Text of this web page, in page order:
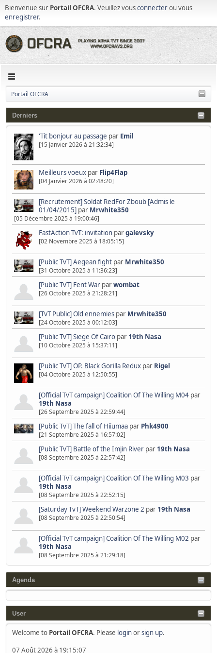
Bienvenue sur Portail OFCRA. Veuillez vousconnecterou vous
enregistrer.
Portail OFCRA
Agenda
User
Welcome to Portail OFCRA. Please loginorsign up.
07 Août 2026 à 19:15:07
Derniers
'Tit bonjour au passage par Emil
[15 Janvier 2026 à 21:32:34]
Meilleurs voeux par Flip4Flap
[04 Janvier 2026 à 02:48:20]
[Recrutement] Soldat RedFor Zboub [Admis le
01/04/2015] par Mrwhite350
[05 Décembre 2025 à 19:00:46]
FastAction TvT: invitation pargalevsky
[02 Novembre 2025 à 18:05:15]
[Public TvT] Aegean fight par Mrwhite350
[31 Octobre 2025 à 11:36:23]
[Public TvT] Fent War parwombat
[26 Octobre 2025 à 21:28:21]
[TvT Public] Old ennemies par Mrwhite350
[24 Octobre 2025 à 00:12:03]
[Public TvT] Siege Of Cairo par 19th Nasa
[10 Octobre 2025 à 15:37:11]
[Public TvT] OP. Black Gorilla Redux par Rigel
[04 Octobre 2025 à 12:50:55]
[Official TvT campaign] Coalition Of The Willing M04 par
19th Nasa
[26 Septembre 2025 à 22:59:44]
[Public TvT] The fall of Hiiumaa par Phk4900
[21 Septembre 2025 à 16:57:02]
[Public TvT] Battle of the Imjin River par 19th Nasa
[08 Septembre 2025 à 22:57:42]
[Official TvT campaign] Coalition Of The Willing M03 par
19th Nasa
[08 Septembre 2025 à 22:52:15]
[Saturday TvT] Weekend Warzone 2 par 19th Nasa
[08 Septembre 2025 à 22:50:54]
[Official TvT campaign] Coalition Of The Willing M02 par
19th Nasa
[08 Septembre 2025 à 21:29:18]